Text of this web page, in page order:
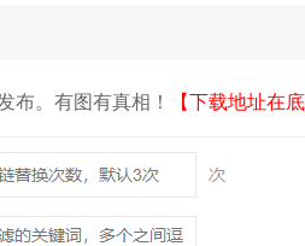
布。有图有真相！ 【下载地址在